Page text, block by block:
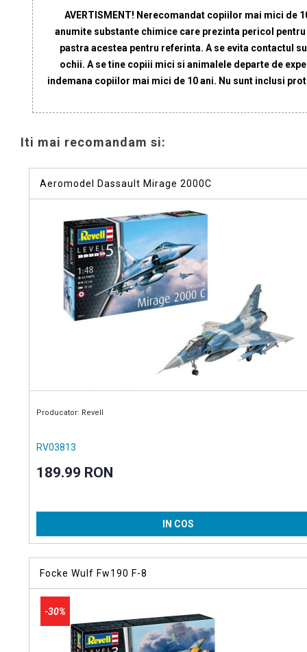
AVERTISMENT! Nerecomandat copiilor mai mici de
anumite substante chimice care prezinta pericol
pastra acestea pentru referinta. A se evita contactul
ochii. A se tine copiii mici si animalele departe de
indemana copiilor mai mici de 10 ani. Nu sunt inclusi
Iti mai recomandam si:
Aeromodel Dassault Mirage 2000C
Producator: Revell
RV03813
189.99 RON
IN COS
Focke Wulf Fw190 F-8
-30%